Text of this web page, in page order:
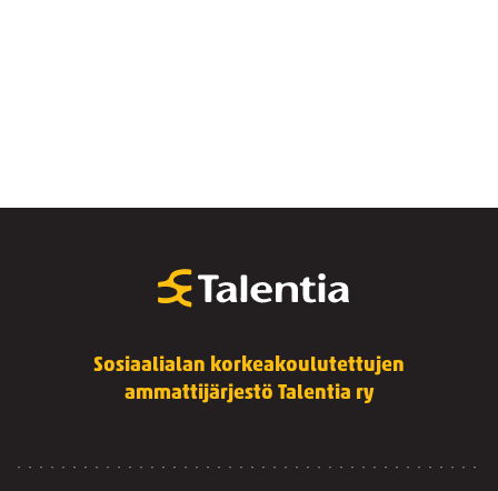
Sosiaalialan korkeakoulutettujen
ammattijärjestö Talentia ry